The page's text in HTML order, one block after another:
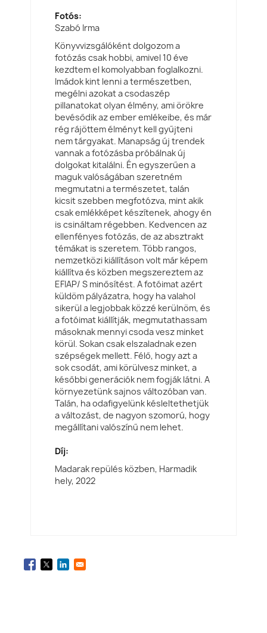
Fotós:
Szabó Irma
Könyvvizsgálóként dolgozom a
fotózás csak hobbi, amivel 10 éve
kezdtem el komolyabban foglalkozni.
Imádok kint lenni a természetben,
megélni azokat a csodaszép
pillanatokat olyan élmény, ami örökre
bevésődik az ember emlékeibe, és már
rég rájöttem élményt kell gyűjteni
nem tárgyakat. Manapság új trendek
vannak a fotózásba próbálnak új
dolgokat kitalálni. Én egyszerűen a
maguk valóságában szeretném
megmutatni a természetet, talán
kicsit szebben megfotózva, mint akik
csak emlékképet készítenek, ahogy én
is csináltam régebben. Kedvencen az
ellenfényes fotózás, de az absztrakt
témákat is szeretem. Több rangos,
nemzetközi kiállításon volt már képem
kiállítva és közben megszereztem az
EFIAP/ S minősítést. A fotóimat azért
küldöm pályázatra, hogy ha valahol
sikerül a legjobbak közzé kerülnöm, és
a fotóimat kiállítják, megmutathassam
másoknak mennyi csoda vesz minket
körül. Sokan csak elszaladnak ezen
szépségek mellett. Félő, hogy azt a
sok csodát, ami körülvesz minket, a
későbbi generációk nem fogják látni. A
környezetünk sajnos változóban van.
Talán, ha odafigyelünk késleltethetjük
a változást, de nagyon szomorú, hogy
megállítani valószínű nem lehet.
Díj:
Madarak repülés közben, Harmadik
hely,2022